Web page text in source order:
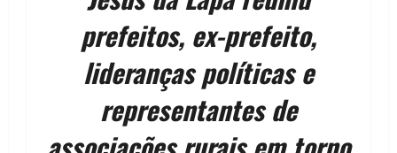
prefeitos, ex-prefeito,
lideranças políticas e
representantes de